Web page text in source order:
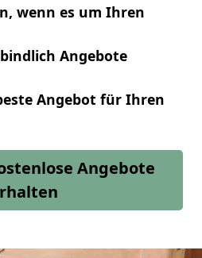
wenn es um Ihren
Angebote
Angebot für Ihren
Angebote